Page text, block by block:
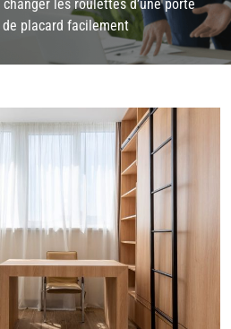
changer les roulettes d’une porte
placard facilement